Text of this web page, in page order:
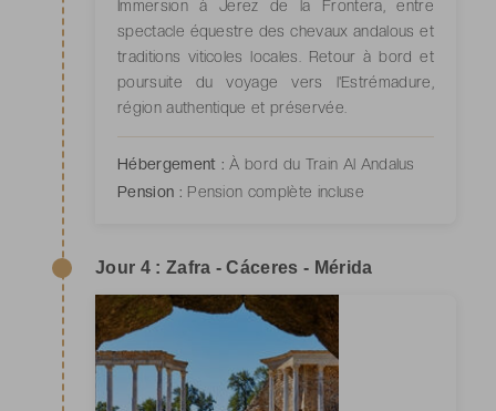
Immersion à Jerez de la Frontera, entre
spectacle équestre des chevaux andalous et
traditions viticoles locales. Retour à bord et
poursuite du voyage vers l'Estrémadure,
région authentique et préservée.
Hébergement : À bord du Train Al Andalus
Pension : Pension complète incluse
Jour 4 : Zafra - Cáceres - Mérida